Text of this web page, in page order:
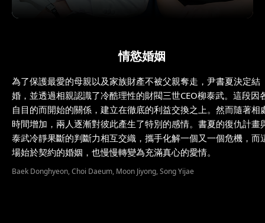
情慾婚姻
為了保護最愛的母親以及家族財產不被父親奪走，尹書夏決定結
婚，並透過相親認識了冷酷理性的財閥三世CEO柳泰武。這段因
自目的而開始的關係，建立在徹底的利益交換之上。然而隨著相
時間增加，兩人逐漸對彼此產生了特別的感情。書夏的復仇計畫
泰武冷靜果斷的判斷力相互交織，攜手化解一個又一個危機，而
場始於契約的婚姻，也慢慢轉變為充滿真心的愛情。
Baek Donghyeon, Choi Daeum, Moon Jiyong, Song Yijae